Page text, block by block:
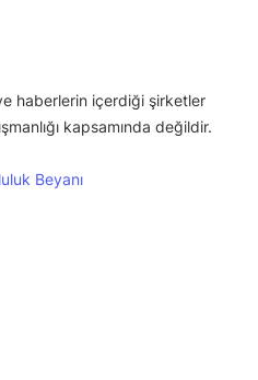
haberlerin içerdiği şirketler
kapsamında değildir.
Beyanı